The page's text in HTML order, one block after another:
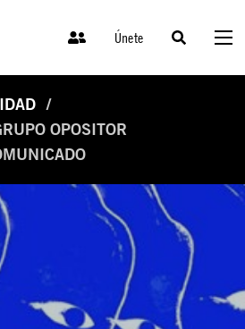
Únete
OPOSITOR